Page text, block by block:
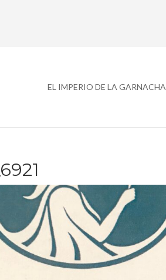
EL IMPERIO DE LA GARNACHA